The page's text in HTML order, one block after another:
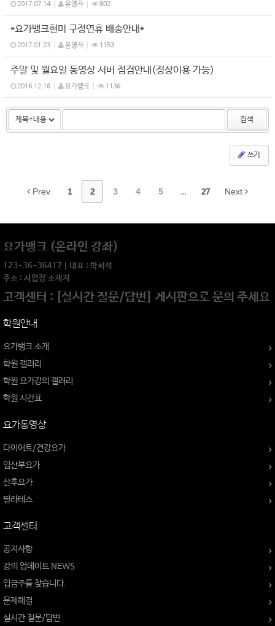
2017.07.14 운영자 802
*요가뱅크현미 구정연휴 배송안내*
2017.01.23 운영자 1153
주말 및 월요일 동영상 서버 점검안내(정상이용 가능)
2016.12.16 요가뱅크 1136
검색
쓰기
Prev 1 2 3 4 5 ... 27 Next
요가뱅크 (온라인 강좌)
123-36-36417 | 대표 : 박희석
주소 : 사업장 소재지
고객센터 : [실시간 질문/답변] 게시판으로 문의 주세요
학원안내
요가뱅크 소개
학원 갤러리
학원 요가강의 갤러리
학원 시간표
요가동영상
다이어트/건강요가
임산부요가
산후요가
필라테스
고객센터
공지사항
강의 업데이트 NEWS
입금주를 찾습니다.
문제해결
실시간 질문/답변